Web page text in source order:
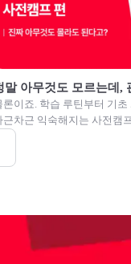
말 아무것도 모르는데,
론이죠. 학습 루틴부터 기초
근차근 익숙해지는 사전캠